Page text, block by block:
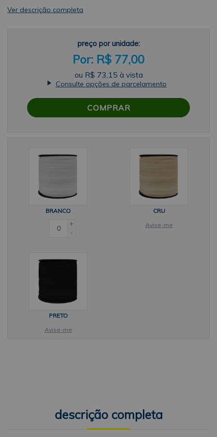
Ver descrição completa
preço por unidade:
R$ 77,00
ou R$ 73,15 à vista
Consulte opções de parcelamento
COMPRAR
BRANCO
+
-
CRU
Avise-me
PRETO
Avise-me
descrição completa